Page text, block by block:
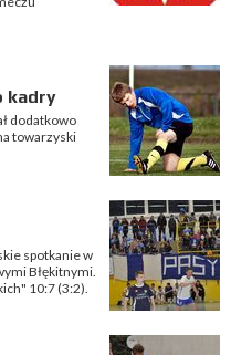
kadry
dodatkowo
towarzyski
spotkanie w
Błękitnymi.
10:7 (3:2).